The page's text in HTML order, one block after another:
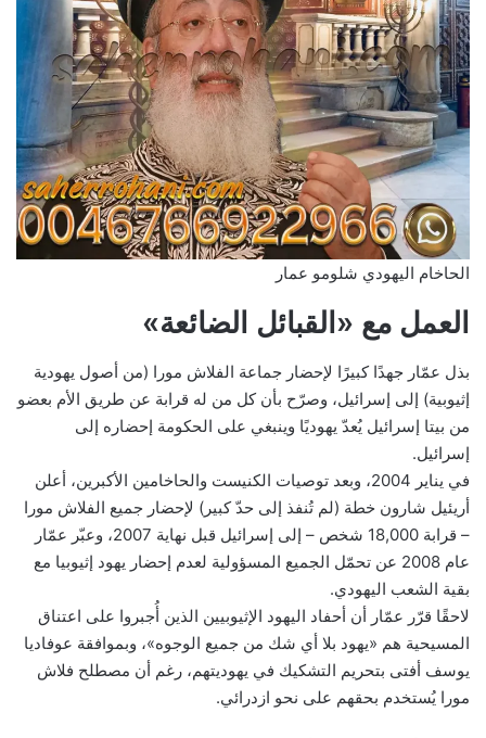
الحاخام اليهودي شلومو عمار
العمل مع «القبائل الضائعة»
بذل عمّار جهدًا كبيرًا لإحضار جماعة الفلاش مورا (من أصول يهودية
إثيوبية) إلى إسرائيل، وصرّح بأن كل من له قرابة عن طريق الأم بعضو
من بيتا إسرائيل يُعدّ يهوديًا وينبغي على الحكومة إحضاره إلى
إسرائيل.
في يناير 2004، وبعد توصيات الكنيست والحاخامين الأكبرين، أعلن
أريئيل شارون خطة (لم تُنفذ إلى حدّ كبير) لإحضار جميع الفلاش مورا
– قرابة 18,000 شخص – إلى إسرائيل قبل نهاية 2007، وعبّر عمّار
عام 2008 عن تحمّل الجميع المسؤولية لعدم إحضار يهود إثيوبيا مع
بقية الشعب اليهودي.
لاحقًا قرّر عمّار أن أحفاد اليهود الإثيوبيين الذين أُجبروا على اعتناق
المسيحية هم «يهود بلا أي شك من جميع الوجوه»، وبموافقة عوفاديا
يوسف أفتى بتحريم التشكيك في يهوديتهم، رغم أن مصطلح فلاش
مورا يُستخدم بحقهم على نحو ازدرائي.